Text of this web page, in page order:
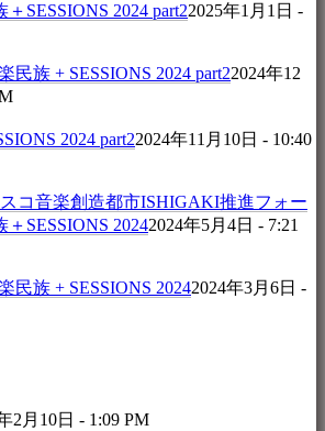
SESSIONS 2024 part22025年1月1日 -
民族 + SESSIONS 2024 part22024年12
2024 part22024年11月10日 - 10:40
コ音楽創造都市ISHIGAKI推進フォー
SESSIONS 20242024年5月4日 - 7:21
民族 + SESSIONS 20242024年3月6日 -
2月10日 - 1:09 PM